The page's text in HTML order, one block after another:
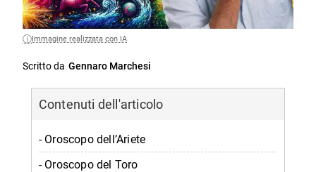
Immagine realizzata con IA
Scritto da Gennaro Marchesi
Contenuti dell'articolo
- Oroscopo dell’Ariete
- Oroscopo del Toro